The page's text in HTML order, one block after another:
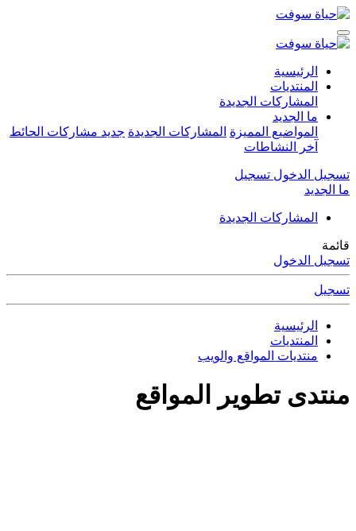
الرئيسية
المنتديات
المشاركات الجديدة
ما الجديد
المواضيع المميزة المشاركات الجديدة جديد مشاركات الحائط
آخر النشاطات
تسجيل الدخول تسجيل
ما الجديد
المشاركات الجديدة
قائمة
تسجيل الدخول
تسجيل
الرئيسية
المنتديات
منتديات المواقع والويب
منتدى تطوير المواقع